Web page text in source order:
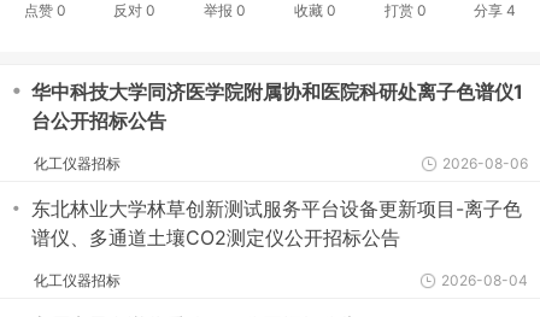
点赞 0 反对0 举报 0 收藏 0 打赏 0 分享4
・ 华中科技大学同济医学院附属协和医院科研处离子色谱仪1
台公开招标公告
化工仪器招标 2026-08-06
・ 东北林业大学林草创新测试服务平台设备更新项目-离子色
谱仪、多通道土壤CO2测定仪公开招标公告
化工仪器招标 2026-08-04